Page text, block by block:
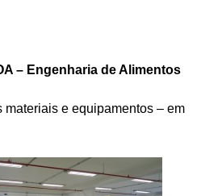
– Engenharia de Alimentos
materiais e equipamentos – em